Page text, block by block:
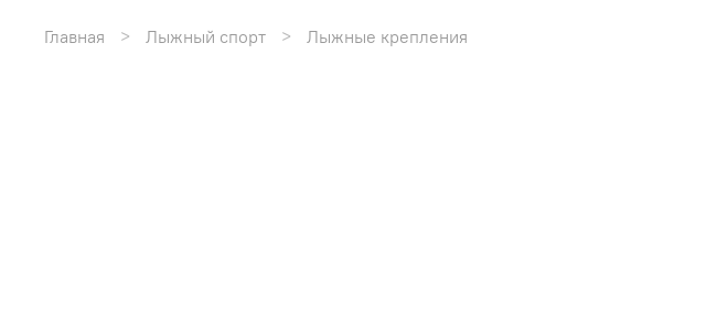
Главная Лыжный спорт Лыжные крепления